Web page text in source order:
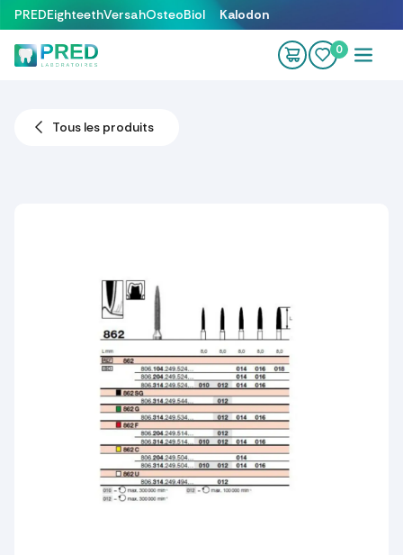
Se rendre au contenu
PREDEighteethVersahOsteoBiol Kalodon
0
Tous les produits